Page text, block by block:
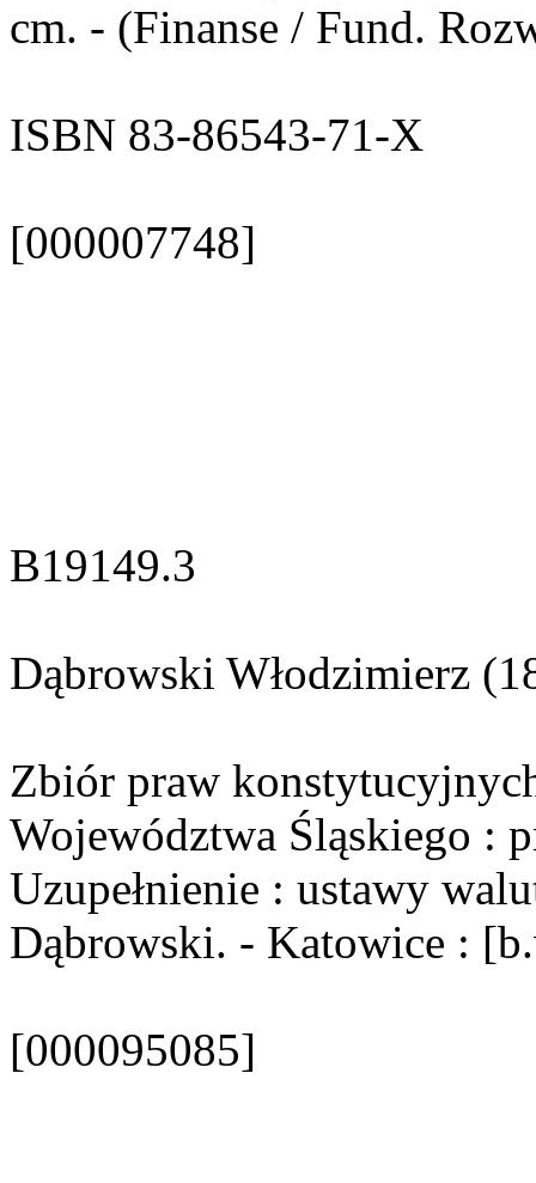
cm. - (Finanse / Fund.
ISBN 83-86543-71-X
[000007748]
B19149.3
Dąbrowski Włodzimierz
Zbiór praw
Województwa Śląskiego :
Uzupełnienie : ustawy
Dąbrowski. - Katowice :
[000095085]